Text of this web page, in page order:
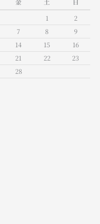
1
2
7 8
9
14 15
16
21 22
23
28